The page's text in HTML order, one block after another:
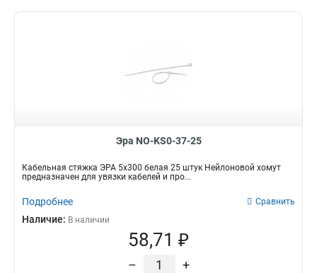
Эра NO-KS0-37-25
Кабельная стяжка ЭРА 5x300 белая 25 штук Нейлоновой хомут
предназначен для увязки кабелей и про...
Подробнее Сравнить
Наличие: В наличии
58,71 ₽
– +